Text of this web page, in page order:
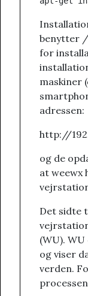
benytter /
for
maskiner
adressen:
http://
og de
at weewx
Det sidte
(WU).
og viser
verden.